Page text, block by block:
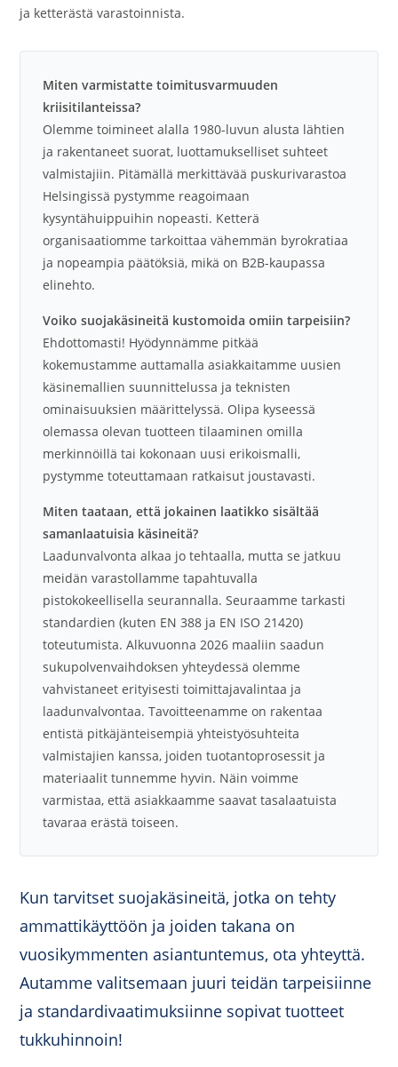
ja ketterästä varastoinnista.
Miten varmistatte toimitusvarmuuden
kriisitilanteissa?
Olemme toimineet alalla 1980-luvun alusta lähtien
ja rakentaneet suorat, luottamukselliset suhteet
valmistajiin. Pitämällä merkittävää puskurivarastoa
Helsingissä pystymme reagoimaan
kysyntähuippuihin nopeasti. Ketterä
organisaatiomme tarkoittaa vähemmän byrokratiaa
ja nopeampia päätöksiä, mikä on B2B-kaupassa
elinehto.
Voiko suojakäsineitä kustomoida omiin tarpeisiin?
Ehdottomasti! Hyödynnämme pitkää
kokemustamme auttamalla asiakkaitamme uusien
käsinemallien suunnittelussa ja teknisten
ominaisuuksien määrittelyssä. Olipa kyseessä
olemassa olevan tuotteen tilaaminen omilla
merkinnöillä tai kokonaan uusi erikoismalli,
pystymme toteuttamaan ratkaisut joustavasti.
Miten taataan, että jokainen laatikko sisältää
samanlaatuisia käsineitä?
Laadunvalvonta alkaa jo tehtaalla, mutta se jatkuu
meidän varastollamme tapahtuvalla
pistokokeellisella seurannalla. Seuraamme tarkasti
standardien (kuten EN 388 ja EN ISO 21420)
toteutumista. Alkuvuonna 2026 maaliin saadun
sukupolvenvaihdoksen yhteydessä olemme
vahvistaneet erityisesti toimittajavalintaa ja
laadunvalvontaa. Tavoitteenamme on rakentaa
entistä pitkäjänteisempiä yhteistyösuhteita
valmistajien kanssa, joiden tuotantoprosessit ja
materiaalit tunnemme hyvin. Näin voimme
varmistaa, että asiakkaamme saavat tasalaatuista
tavaraa erästä toiseen.
Kun tarvitset suojakäsineitä, jotka on tehty
ammattikäyttöön ja joiden takana on
vuosikymmenten asiantuntemus, ota yhteyttä.
Autamme valitsemaan juuri teidän tarpeisiinne
ja standardivaatimuksiinne sopivat tuotteet
tukkuhinnoin!